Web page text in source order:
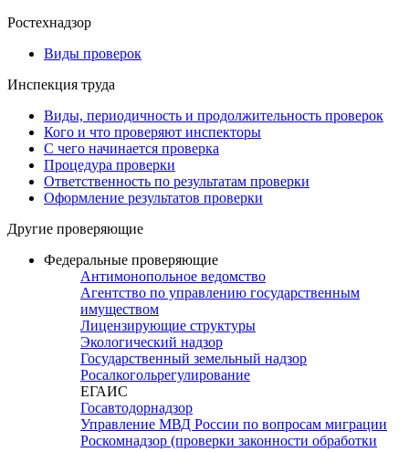
Ростехнадзор
Виды проверок
Инспекция труда
Виды, периодичность и продолжительность проверок
Кого и что проверяют инспекторы
С чего начинается проверка
Процедура проверки
Ответственность по результатам проверки
Оформление результатов проверки
Другие проверяющие
Федеральные проверяющие
Антимонопольное ведомство
Агентство по управлению государственным
имуществом
Лицензирующие структуры
Экологический надзор
Государственный земельный надзор
Росалкогольрегулирование
ЕГАИС
Госавтодорнадзор
Управление МВД России по вопросам миграции
Роскомнадзор (проверки законности обработки